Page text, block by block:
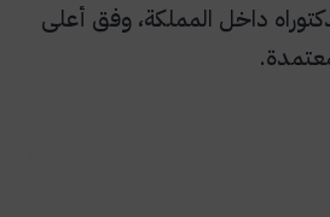
داخل المملكة، وفق أعلى